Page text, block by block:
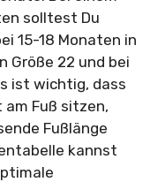
solltest Du
15-18 Monaten in
Größe 22 und bei
ist wichtig, dass
am Fuß sitzen,
Fußlänge
kannst